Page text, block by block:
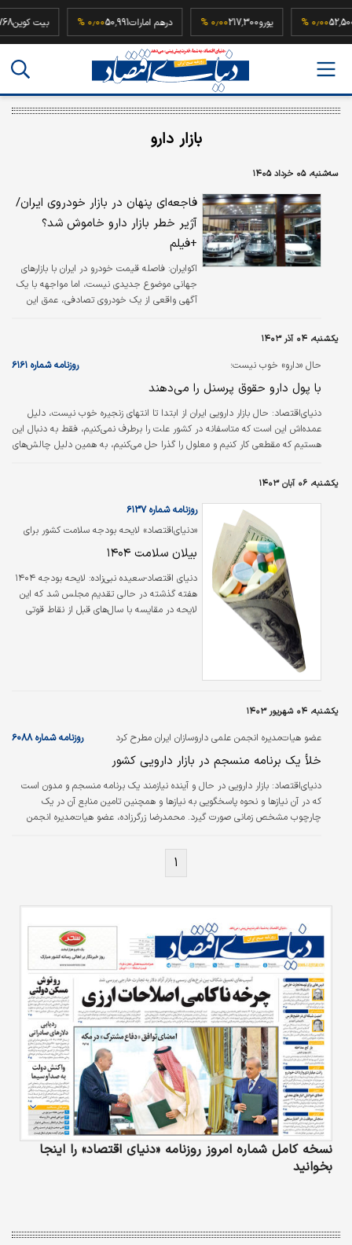
۰٫۰۰ % یورو217,300۰٫۰۰ % درهم امارات50,991۰٫۰۰ % بیت
بازار دارو
سه‌شنبه، ۰۵ خرداد ۱۴۰۵
فاجعه‌ای پنهان در بازار خودروی ایران/
آژیر خطر بازار دارو خاموش شد؟
+فیلم
اکوایران: فاصله قیمت خودرو در ایران با بازارهای
جهانی موضوع جدیدی نیست، اما مواجهه با یک
آگهی واقعی از یک خودروی تصادفی، عمق این
یکشنبه، ۰۴ آذر ۱۴۰۳
حال «دارو» خوب نیست؛ روزنامه شماره ۶۱۶۱
با پول دارو حقوق پرسنل را می‌دهند
دنیای‌اقتصاد: حال بازار دارویی ایران از ابتدا تا انتهای زنجیره خوب نیست، دلیل
عمده‌‌‌اش این است که متاسفانه در کشور علت را برطرف نمی‌‌‌کنیم، فقط به دنبال این
هستیم که مقطعی کار کنیم و معلول را گذرا حل می‌‌‌کنیم، به همین دلیل چالش‌‌‌های
انجمن پخش دارو و مکمل ایران با بیان این مطلب به تشریح اوضاع نامناسب
زنجیره تامین دارو در کشور پرداخت.
یکشنبه، ۰۶ آبان ۱۴۰۳
«دنیای‌اقتصاد» لایحه بودجه سلامت کشور برای
سال آینده را بررسی کرد
روزنامه شماره ۶۱۳۷
بیلان سلامت ۱۴۰۴
دنیای اقتصاد-سعیده نبی‌زاده:
لایحه بودجه ۱۴۰۴
هفته گذشته در حالی تقدیم مجلس شد که این
لایحه در مقایسه با سال‌های قبل از نقاط قوتی
قرارداد ضامن جبران حقوق مصرف‌کننده شود. این
یکشنبه، ۰۴ شهریور ۱۴۰۳
عضو هیات‌مدیره انجمن علمی داروسازان ایران مطرح کرد روزنامه شماره ۶۰۸۸
خلأ یک برنامه منسجم در بازار دارویی کشور
دنیای‌اقتصاد: بازار دارویی در حال و آینده نیازمند یک برنامه منسجم و مدون است
که در آن نیازها و نحوه پاسخگویی به نیازها و همچنین تامین منابع آن در یک
چارچوب مشخص زمانی صورت گیرد. محمدرضا زرگرزاده، عضو هیات‌مدیره انجمن
چندبخشی است؛ یعنی بخش‌‌‌های مختلف درگیر این موضوع هستند؛ از وزارت
بهداشت تا سایر دستگاه‌‌‌ها مانند سازمان برنامه و بودجه، مجلس شورای اسلامی،
وزارت امور اقتصادی و دارایی، سازمان امور مالیاتی و گمرک درگیر هستند.
۱
نسخه کامل شماره امروز روزنامه «دنیای‌ اقتصاد» را اینجا
بخوانید